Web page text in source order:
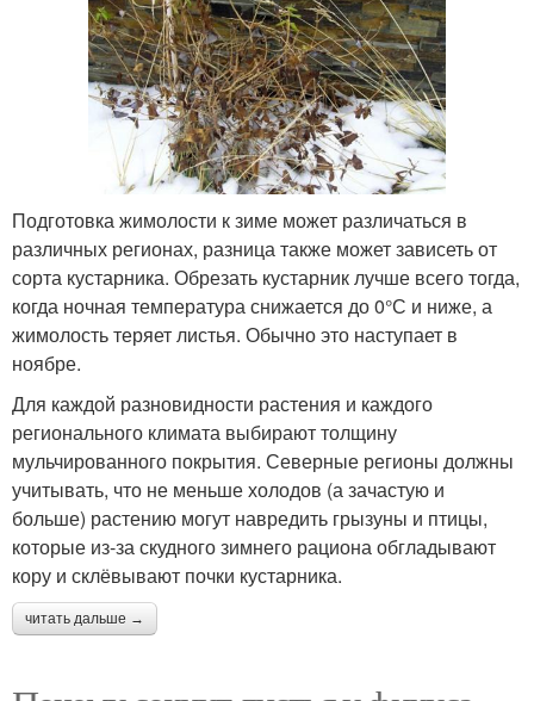
Подготовка жимолости к зиме может различаться в
различных регионах, разница также может зависеть от
сорта кустарника. Обрезать кустарник лучше всего тогда,
когда ночная температура снижается до 0°С и ниже, а
жимолость теряет листья. Обычно это наступает в
ноябре.
Для каждой разновидности растения и каждого
регионального климата выбирают толщину
мульчированного покрытия. Северные регионы должны
учитывать, что не меньше холодов (а зачастую и
больше) растению могут навредить грызуны и птицы,
которые из-за скудного зимнего рациона обгладывают
кору и склёвывают почки кустарника.
читать дальше →